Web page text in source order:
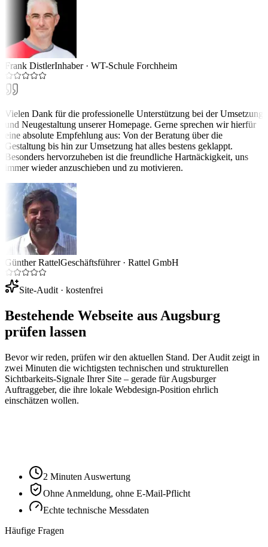
Frank DistlerInhaber· WT-Schule Forchheim
Vielen Dank für die professionelle Unterstützung bei der Umsetzung
und Neugestaltung unserer Homepage. Gerne sprechen wir hierfür
eine absolute Empfehlung aus: Von der Beratung über die
Gestaltung bis hin zur Umsetzung hat alles bestens geklappt.
Besonders hervorzuheben ist die freundliche Hartnäckigkeit, uns
immer wieder anzuschieben und zu motivieren.
Günther RattelGeschäftsführer· Rattel GmbH
Site-Audit · kostenfrei
Bestehende Webseite aus Augsburg
prüfen lassen
Bevor wir reden, prüfen wir den aktuellen Stand. Der Audit zeigt in
zwei Minuten die wichtigsten technischen und strukturellen
Sichtbarkeits-Signale Ihrer Site – gerade für Augsburger
Auftraggeber, die ihre lokale Webdesign-Position ehrlich
einschätzen wollen.
2 Minuten Auswertung
Ohne Anmeldung, ohne E-Mail-Pflicht
Echte technische Messdaten
Häufige Fragen